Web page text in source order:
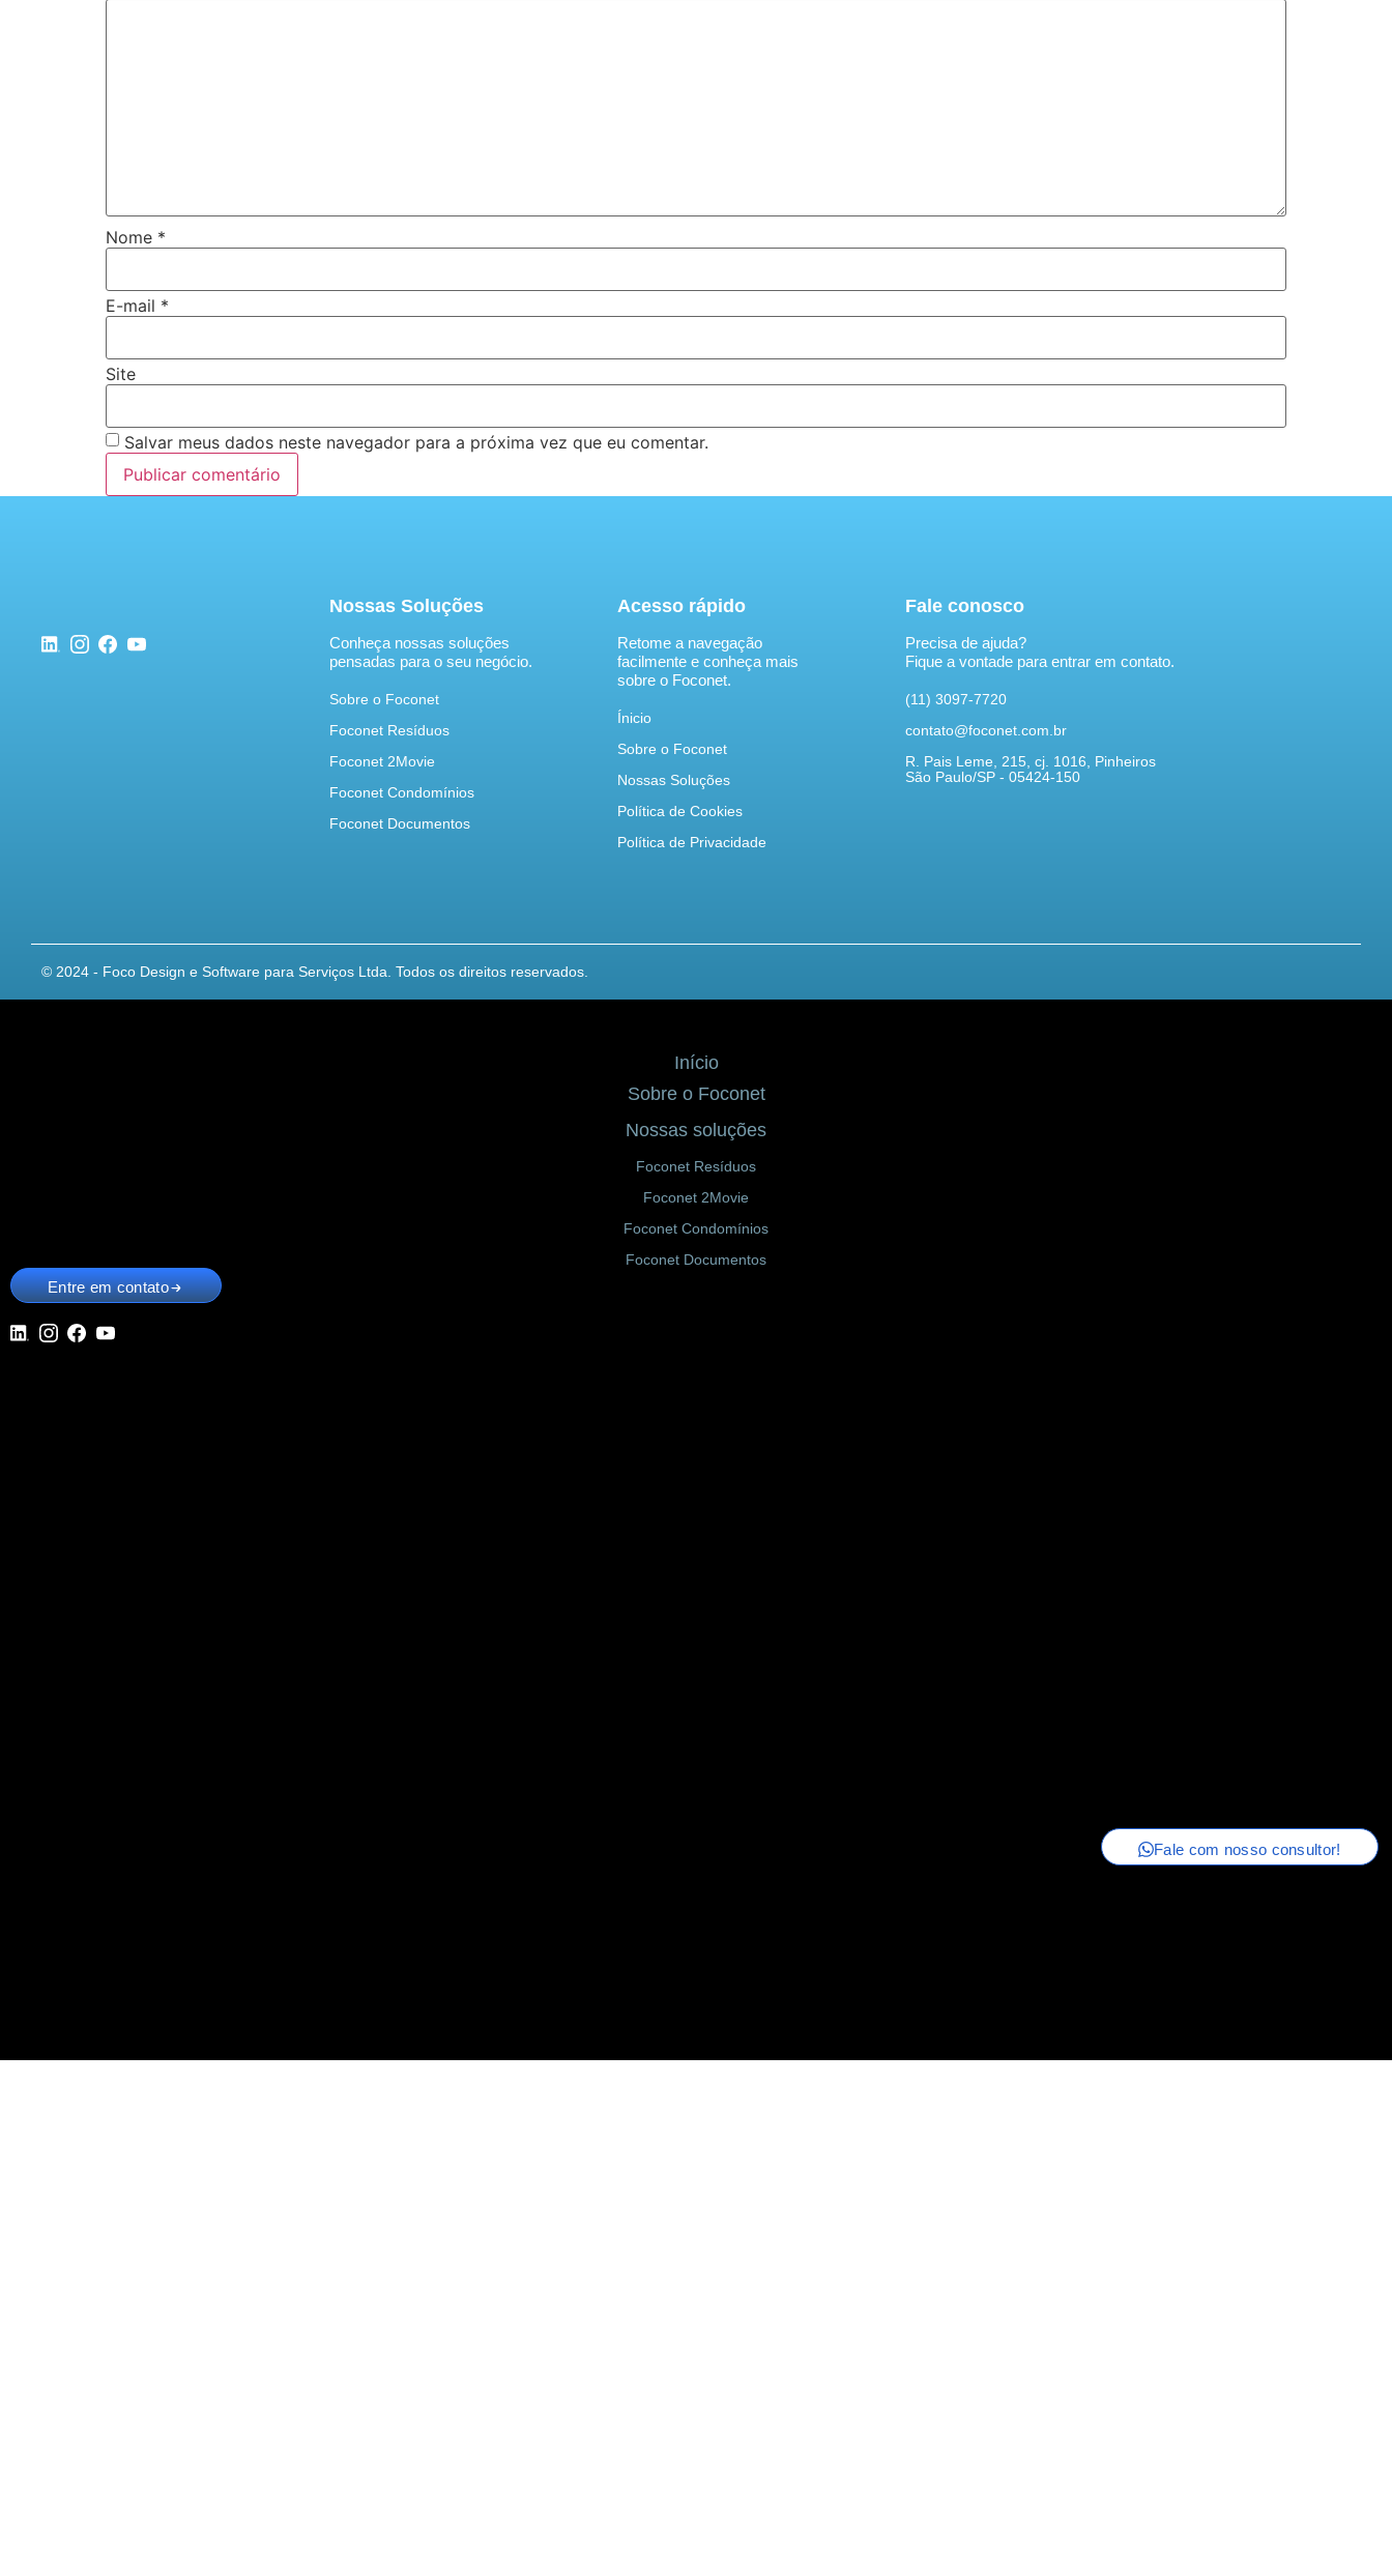
Nome *
E-mail *
Site
Salvar meus dados neste navegador para a próxima vez que eu comentar.
Nossas Soluções
Conheça nossas soluções
pensadas para o seu negócio.
Sobre o Foconet
Foconet Resíduos
Foconet 2Movie
Foconet Condomínios
Foconet Documentos
Acesso rápido
Retome a navegação
facilmente e conheça mais
sobre o Foconet.
Ínicio
Sobre o Foconet
Nossas Soluções
Política de Cookies
Política de Privacidade
Fale conosco
Precisa de ajuda?
Fique a vontade para entrar em contato.
(11) 3097-7720
contato@foconet.com.br
R. Pais Leme, 215, cj. 1016, Pinheiros
São Paulo/SP - 05424-150
© 2024 - Foco Design e Software para Serviços Ltda. Todos os direitos reservados.
Fale com nosso consultor!
Início
Sobre o Foconet
Nossas soluções
Foconet Resíduos
Foconet 2Movie
Foconet Condomínios
Foconet Documentos
Entre em contato